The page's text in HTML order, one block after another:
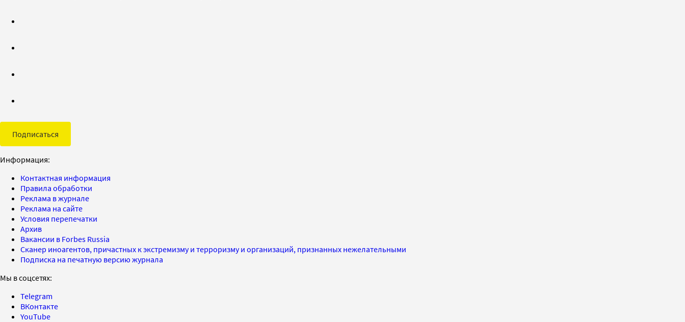
Подписаться
Информация:
Контактная информация
Правила обработки
Реклама в журнале
Реклама на сайте
Условия перепечатки
Архив
Вакансии в Forbes Russia
Сканер иноагентов, причастных к экстремизму и терроризму и организаций, признанных нежелательными
Подписка на печатную версию журнала
Мы в соцсетях:
Telegram
ВКонтакте
YouTube